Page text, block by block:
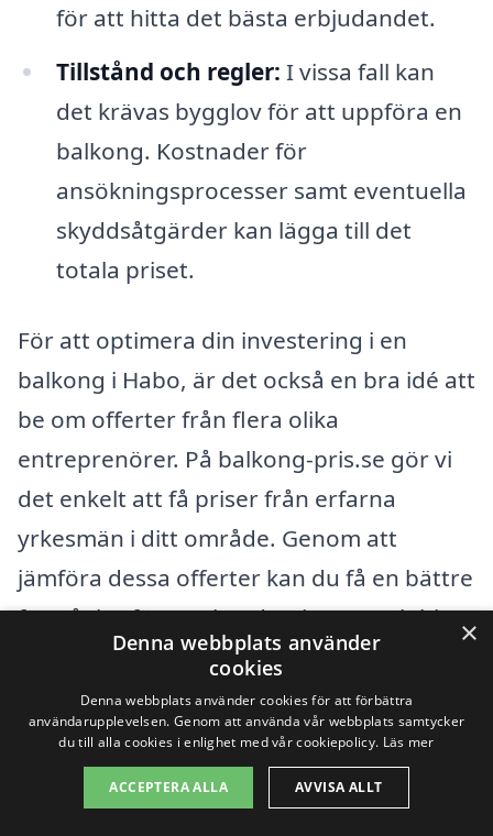
för att hitta det bästa erbjudandet.
Tillstånd och regler: I vissa fall kan
det krävas bygglov för att uppföra en
balkong. Kostnader för
ansökningsprocesser samt eventuella
skyddsåtgärder kan lägga till det
totala priset.
För att optimera din investering i en
balkong i Habo, är det också en bra idé att
be om offerter från flera olika
entreprenörer. På balkong-pris.se gör vi
det enkelt att få priser från erfarna
yrkesmän i ditt område. Genom att
jämföra dessa offerter kan du få en bättre
förståelse för marknadspriserna och hitta
ett företag som passar både dina behov
och din budget. Oavsett om du är
intresserad av en liten altan eller en
rymlig balkong, är det viktigt att göra en
informerad bedömning av kostnaderna
×
Denna webbplats använder
cookies
Denna webbplats använder cookies för att förbättra
användarupplevelsen. Genom att använda vår webbplats samtycker
du till alla cookies i enlighet med vår cookiepolicy. Läs mer
ACCEPTERA ALLA AVVISA ALLT